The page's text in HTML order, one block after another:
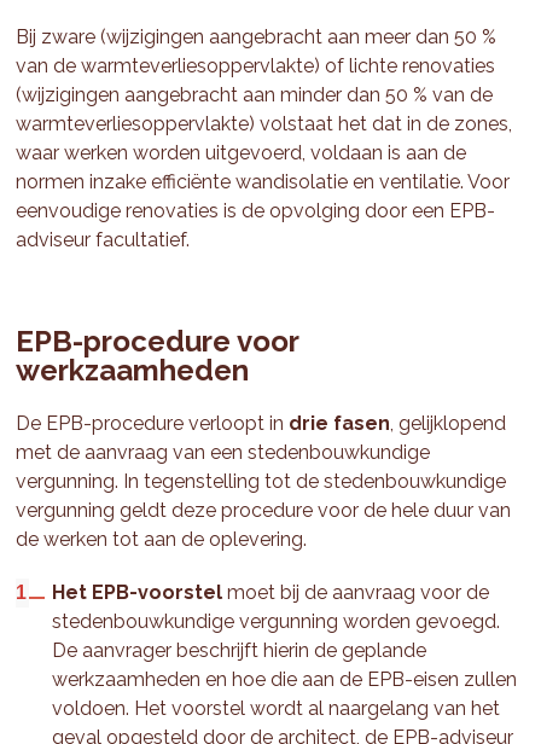
Bij zware (wijzigingen aangebracht aan meer dan 50 %
van de warmteverliesoppervlakte) of lichte renovaties
(wijzigingen aangebracht aan minder dan 50 % van de
warmteverliesoppervlakte) volstaat het dat in de zones,
waar werken worden uitgevoerd, voldaan is aan de
normen inzake efficiënte wandisolatie en ventilatie. Voor
eenvoudige renovaties is de opvolging door een EPB-
adviseur facultatief.
EPB-procedure voor
werkzaamheden
De EPB-procedure verloopt in drie fasen, gelijklopend
met de aanvraag van een stedenbouwkundige
vergunning. In tegenstelling tot de stedenbouwkundige
vergunning geldt deze procedure voor de hele duur van
de werken tot aan de oplevering.
Het EPB-voorstel moet bij de aanvraag voor de
stedenbouwkundige vergunning worden gevoegd.
De aanvrager beschrijft hierin de geplande
werkzaamheden en hoe die aan de EPB-eisen zullen
voldoen. Het voorstel wordt al naargelang van het
geval opgesteld door de architect, de EPB-adviseur